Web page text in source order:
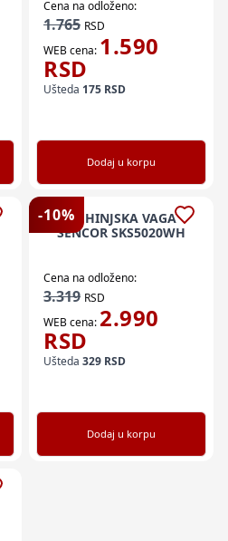
Cena na odloženo:
1.765 RSD
WEB cena: 1.590
RSD
Ušteda 175 RSD
Dodaj u korpu
-10%KUHINJSKA VAGA
SENCOR SKS5020WH
Cena na odloženo:
3.319 RSD
WEB cena: 2.990
RSD
Ušteda 329 RSD
Dodaj u korpu